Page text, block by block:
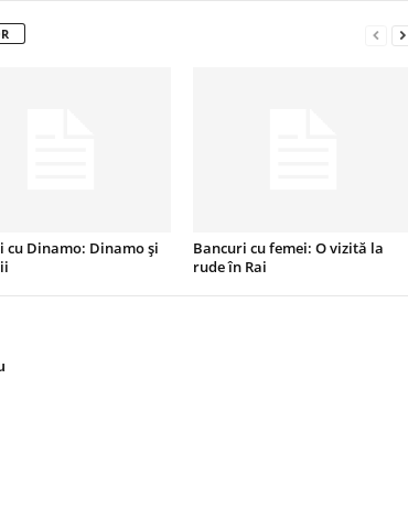
cu Dinamo: Dinamo și
Bancuri cu femei: O vizită la
rude în Rai